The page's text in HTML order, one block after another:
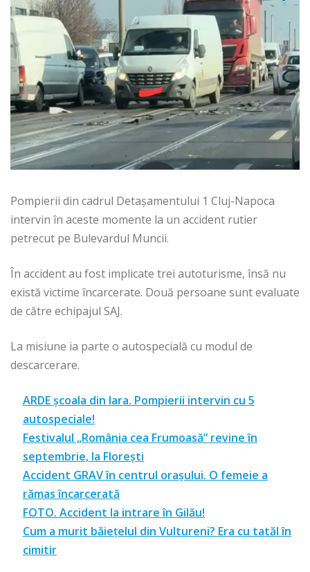
Pompierii din cadrul Detașamentului 1 Cluj-Napoca
intervin în aceste momente la un accident rutier
petrecut pe Bulevardul Muncii.
În accident au fost implicate trei autoturisme, însă nu
există victime încarcerate. Două persoane sunt evaluate
de către echipajul SAJ.
La misiune ia parte o autospecială cu modul de
descarcerare.
ARDE școala din Iara. Pompierii intervin cu 5
autospeciale!
Festivalul „România cea Frumoasă” revine în
septembrie, la Florești
Accident GRAV în centrul orașului. O femeie a
rămas încarcerată
FOTO. Accident la intrare în Gilău!
Cum a murit băiețelul din Vultureni? Era cu tatăl în
cimitir